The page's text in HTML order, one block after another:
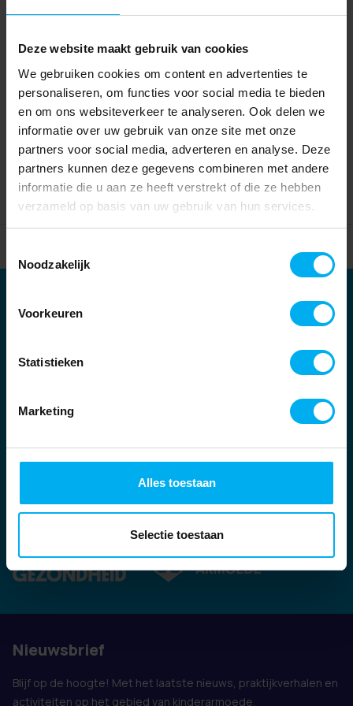
Deze website maakt gebruik van cookies
We gebruiken cookies om content en advertenties te
personaliseren, om functies voor social media te bieden
en om ons websiteverkeer te analyseren. Ook delen we
informatie over uw gebruik van onze site met onze
partners voor social media, adverteren en analyse. Deze
partners kunnen deze gegevens combineren met andere
informatie die u aan ze heeft verstrekt of die ze hebben
verzameld op basis van uw gebruik van hun services.
Noodzakelijk
Voorkeuren
Statistieken
Marketing
Alles toestaan
Selectie toestaan
Partners
Ook vertegenwoordigd door:
Nieuwsbrief
Blijf op de hoogte! Met het laatste nieuws, praktijkverhalen en
activiteiten op het gebied van kinderarmoede.